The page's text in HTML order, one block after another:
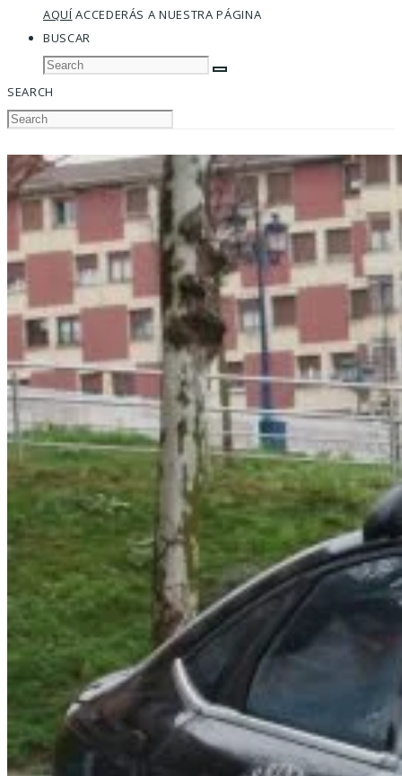
AQUÍACCEDERÁS A NUESTRA PÁGINA
BUSCAR
SEARCH